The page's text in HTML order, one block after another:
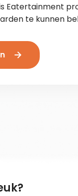
Eatertainment
te kunnen